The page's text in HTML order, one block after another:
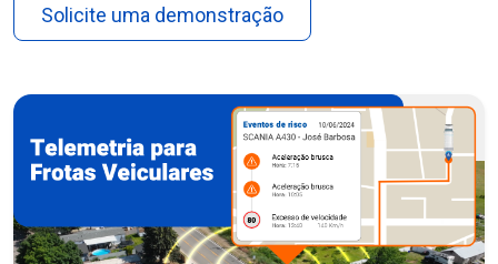
Solicite uma demonstração